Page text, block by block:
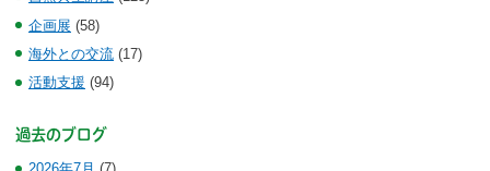
企画展 (58)
海外との交流 (17)
活動支援 (94)
過去のブログ